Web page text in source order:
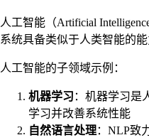
人工智能（Artificial
系统具备类似于人类智能的
人工智能的子领域示例：
机器学习 ：机器学习是
学习并改善系统性能
自然语言处理：NLP致